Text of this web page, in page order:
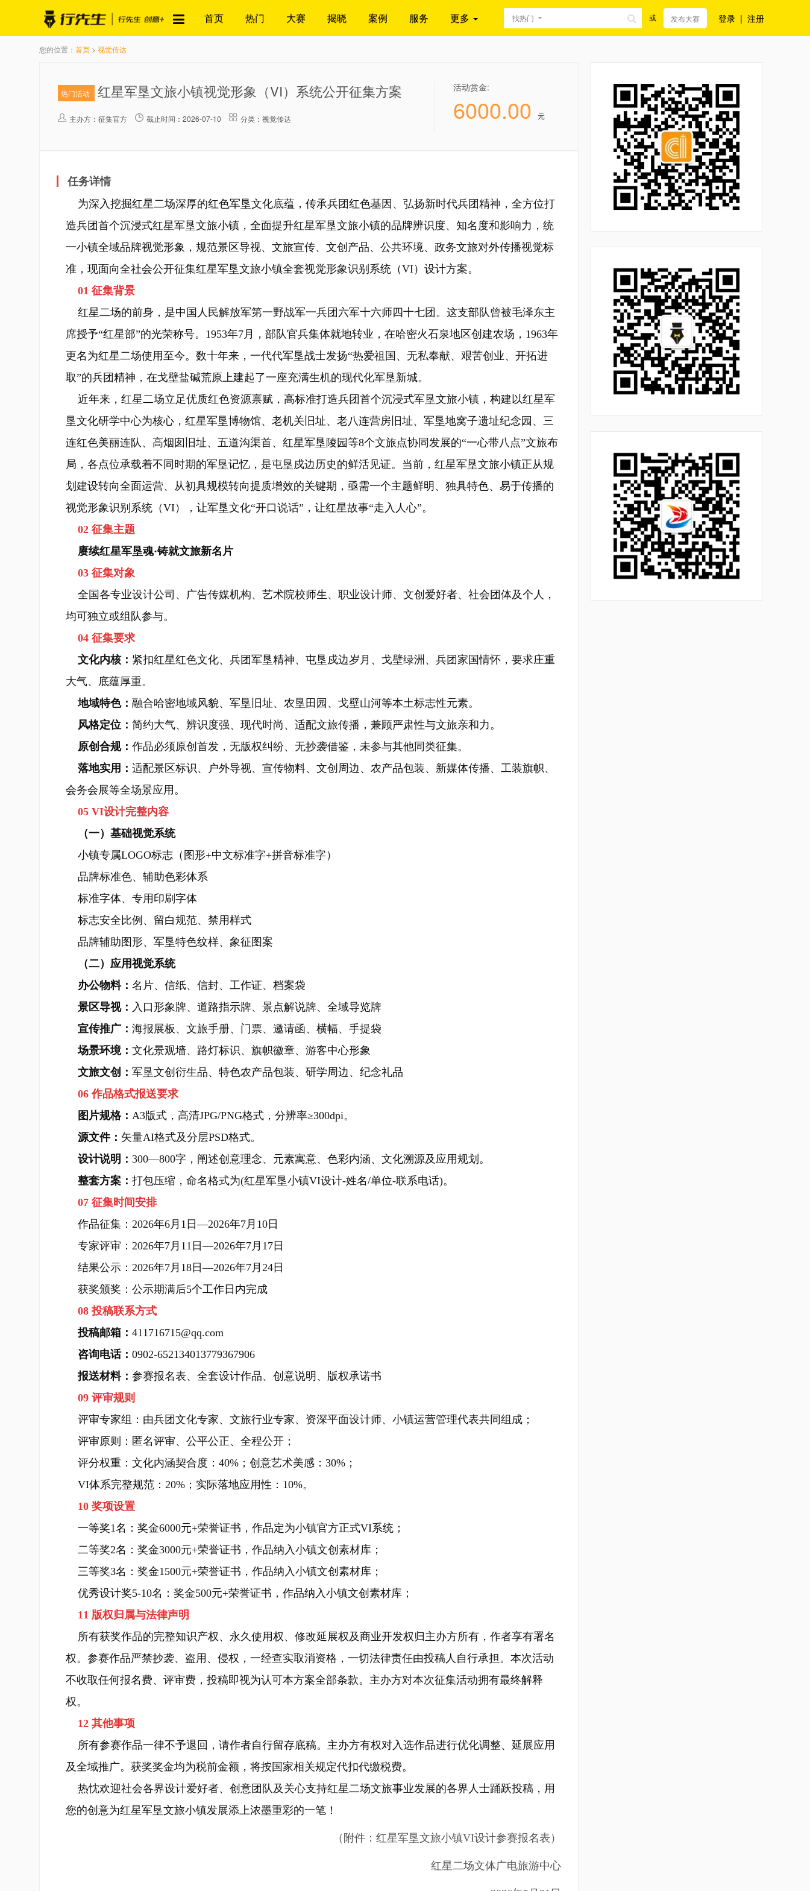
首页 热门 大赛 揭晓 案例 服务 更多 找热门 或 发布大赛 登录 | 注册
您的位置： 首页 > 视觉传达
热门活动 红星军垦文旅小镇视觉形象（VI）系统公开征集方案
主办方： 征集官方 截止时间：2026-07-10 分类：视觉传达
活动赏金:
6000.00 元
任务详情
为深入挖掘红星二场深厚的红色军垦文化底蕴，传承兵团红色基因、弘扬新时代兵团精神，全方位打
造兵团首个沉浸式红星军垦文旅小镇，全面提升红星军垦文旅小镇的品牌辨识度、知名度和影响力，统
一小镇全域品牌视觉形象，规范景区导视、文旅宣传、文创产品、公共环境、政务文旅对外传播视觉标
准，现面向全社会公开征集红星军垦文旅小镇全套视觉形象识别系统（VI）设计方案。
01 征集背景
红星二场的前身，是中国人民解放军第一野战军一兵团六军十六师四十七团。这支部队曾被毛泽东主
席授予“红星部”的光荣称号。1953年7月，部队官兵集体就地转业，在哈密火石泉地区创建农场，1963年
更名为红星二场使用至今。数十年来，一代代军垦战士发扬“热爱祖国、无私奉献、艰苦创业、开拓进
取”的兵团精神，在戈壁盐碱荒原上建起了一座充满生机的现代化军垦新城。
近年来，红星二场立足优质红色资源禀赋，高标准打造兵团首个沉浸式军垦文旅小镇，构建以红星军
垦文化研学中心为核心，红星军垦博物馆、老机关旧址、老八连营房旧址、军垦地窝子遗址纪念园、三
连红色美丽连队、高烟囱旧址、五道沟渠首、红星军垦陵园等8个文旅点协同发展的“一心带八点”文旅布
局，各点位承载着不同时期的军垦记忆，是屯垦戍边历史的鲜活见证。当前，红星军垦文旅小镇正从规
划建设转向全面运营、从初具规模转向提质增效的关键期，亟需一个主题鲜明、独具特色、易于传播的
视觉形象识别系统（VI），让军垦文化“开口说话”，让红星故事“走入人心”。
02 征集主题
赓续红星军垦魂·铸就文旅新名片
03 征集对象
全国各专业设计公司、广告传媒机构、艺术院校师生、职业设计师、文创爱好者、社会团体及个人，
均可独立或组队参与。
04 征集要求
文化内核： 紧扣红星红色文化、兵团军垦精神、屯垦戍边岁月、戈壁绿洲、兵团家国情怀，要求庄重
大气、底蕴厚重。
地域特色： 融合哈密地域风貌、军垦旧址、农垦田园、戈壁山河等本土标志性元素。
风格定位： 简约大气、辨识度强、现代时尚、适配文旅传播，兼顾严肃性与文旅亲和力。
原创合规： 作品必须原创首发，无版权纠纷、无抄袭借鉴，未参与其他同类征集。
落地实用： 适配景区标识、户外导视、宣传物料、文创周边、农产品包装、新媒体传播、工装旗帜、
会务会展等全场景应用。
05 VI设计完整内容
（一）基础视觉系统
小镇专属LOGO标志（图形+中文标准字+拼音标准字）
品牌标准色、辅助色彩体系
标准字体、专用印刷字体
标志安全比例、留白规范、禁用样式
品牌辅助图形、军垦特色纹样、象征图案
（二）应用视觉系统
办公物料： 名片、信纸、信封、工作证、档案袋
景区导视： 入口形象牌、道路指示牌、景点解说牌、全域导览牌
宣传推广： 海报展板、文旅手册、门票、邀请函、横幅、手提袋
场景环境： 文化景观墙、路灯标识、旗帜徽章、游客中心形象
文旅文创： 军垦文创衍生品、特色农产品包装、研学周边、纪念礼品
06 作品格式报送要求
图片规格： A3版式，高清JPG/PNG格式，分辨率≥300dpi。
源文件： 矢量AI格式及分层PSD格式。
设计说明： 300—800字，阐述创意理念、元素寓意、色彩内涵、文化溯源及应用规划。
整套方案： 打包压缩，命名格式为(红星军垦小镇VI设计-姓名/单位-联系电话)。
07 征集时间安排
作品征集：2026年6月1日—2026年7月10日
专家评审：2026年7月11日—2026年7月17日
结果公示：2026年7月18日—2026年7月24日
获奖颁奖：公示期满后5个工作日内完成
08 投稿联系方式
投稿邮箱： 411716715@qq.com
咨询电话： 0902-652134013779367906
报送材料： 参赛报名表、全套设计作品、创意说明、版权承诺书
09 评审规则
评审专家组：由兵团文化专家、文旅行业专家、资深平面设计师、小镇运营管理代表共同组成；
评审原则：匿名评审、公平公正、全程公开；
评分权重：文化内涵契合度：40%；创意艺术美感：30%；
VI体系完整规范：20%；实际落地应用性：10%。
10 奖项设置
一等奖1名：奖金6000元+荣誉证书，作品定为小镇官方正式VI系统；
二等奖2名：奖金3000元+荣誉证书，作品纳入小镇文创素材库；
三等奖3名：奖金1500元+荣誉证书，作品纳入小镇文创素材库；
优秀设计奖5-10名：奖金500元+荣誉证书，作品纳入小镇文创素材库；
11 版权归属与法律声明
所有获奖作品的完整知识产权、永久使用权、修改延展权及商业开发权归主办方所有，作者享有署名
权。参赛作品严禁抄袭、盗用、侵权，一经查实取消资格，一切法律责任由投稿人自行承担。本次活动
不收取任何报名费、评审费，投稿即视为认可本方案全部条款。主办方对本次征集活动拥有最终解释
权。
12 其他事项
所有参赛作品一律不予退回，请作者自行留存底稿。主办方有权对入选作品进行优化调整、延展应用
及全域推广。获奖奖金均为税前金额，将按国家相关规定代扣代缴税费。
热忱欢迎社会各界设计爱好者、创意团队及关心支持红星二场文旅事业发展的各界人士踊跃投稿，用
您的创意为红星军垦文旅小镇发展添上浓墨重彩的一笔！
（附件：红星军垦文旅小镇VI设计参赛报名表）
红星二场文体广电旅游中心